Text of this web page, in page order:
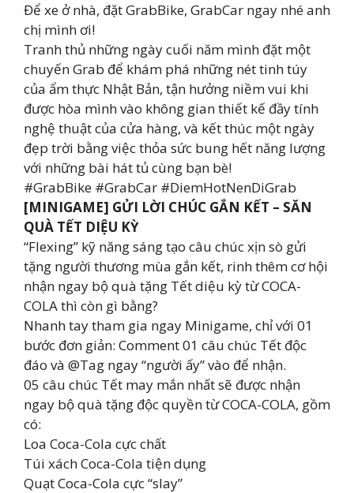
Để xe ở nhà, đặt GrabBike, GrabCar ngay nhé anh
chị mình ơi!
Tranh thủ những ngày cuối năm mình đặt một
chuyến Grab để khám phá những nét tinh túy
của ẩm thực Nhật Bản, tận hưởng niềm vui khi
được hòa mình vào không gian thiết kế đầy tính
nghệ thuật của cửa hàng, và kết thúc một ngày
đẹp trời bằng việc thỏa sức bung hết năng lượng
với những bài hát tủ cùng bạn bè!
#GrabBike #GrabCar #DiemHotNenDiGrab
[MINIGAME] GỬI LỜI CHÚC GẮN KẾT – SĂN
QUÀ TẾT DIỆU KỲ
“Flexing” kỹ năng sáng tạo câu chúc xịn sò gửi
tặng người thương mùa gắn kết, rinh thêm cơ hội
nhận ngay bộ quà tặng Tết diệu kỳ từ COCA-
COLA thì còn gì bằng?
Nhanh tay tham gia ngay Minigame, chỉ với 01
bước đơn giản: Comment 01 câu chúc Tết độc
đáo và @Tag ngay “người ấy” vào để nhận.
05 câu chúc Tết may mắn nhất sẽ được nhận
ngay bộ quà tặng độc quyền từ COCA-COLA, gồm
có:
Loa Coca-Cola cực chất
Túi xách Coca-Cola tiện dụng
Quạt Coca-Cola cực “slay”